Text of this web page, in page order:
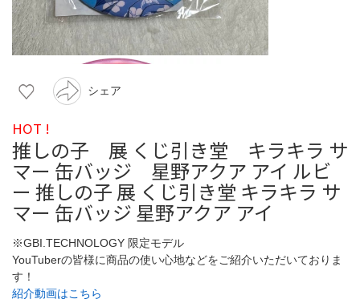
シェア
HOT !
推しの子 展 くじ引き堂 キラキラ サ
マー 缶バッジ 星野アクア アイ ルビ
ー 推しの子 展 くじ引き堂 キラキラ サ
マー 缶バッジ 星野アクア アイ
※GBI.TECHNOLOGY 限定モデル
YouTuberの皆様に商品の使い心地などをご紹介いただいておりま
す！
紹介動画はこちら